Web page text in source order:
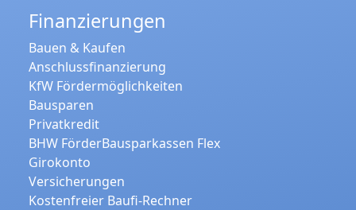
Finanzierungen
Bauen & Kaufen
Anschlussfinanzierung
KfW Fördermöglichkeiten
Bausparen
Privatkredit
BHW FörderBausparkassen Flex
Girokonto
Versicherungen
Kostenfreier Baufi-Rechner